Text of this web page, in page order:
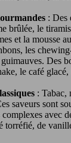
: Des
brûlée, le
et la mousse
les
Des
le café
: Tabac,
saveurs sont
avec
torréfié, de